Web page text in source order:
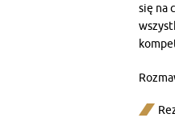
się na